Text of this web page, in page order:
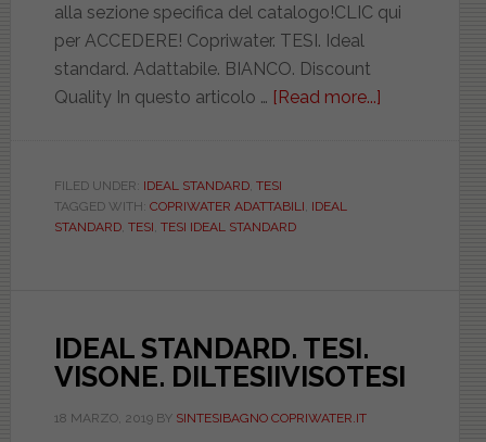
alla sezione specifica del catalogo!CLIC qui
per ACCEDERE! Copriwater. TESI. Ideal
standard. Adattabile. BIANCO. Discount
Quality In questo articolo … [Read more...]
FILED UNDER: IDEAL STANDARD, TESI
TAGGED WITH: COPRIWATER ADATTABILI, IDEAL
STANDARD, TESI, TESI IDEAL STANDARD
IDEAL STANDARD. TESI.
VISONE. DILTESIIVISOTESI
18 MARZO, 2019BY SINTESIBAGNO COPRIWATER.IT